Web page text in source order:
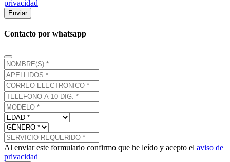
privacidad
Enviar
Contacto por whatsapp
Al enviar este formulario confirmo que he leído y acepto el aviso de
privacidad